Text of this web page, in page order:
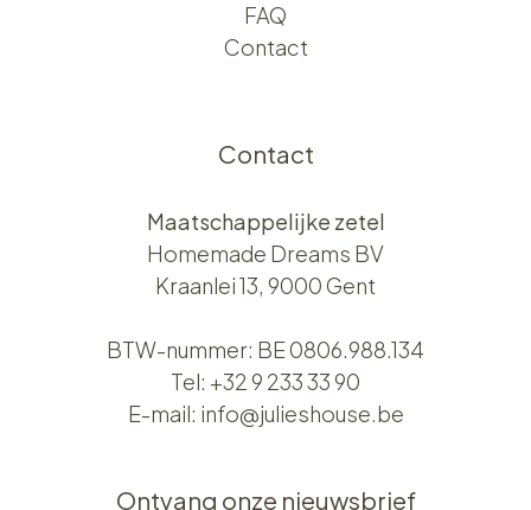
FAQ
Contact
Contact
Maatschappelijke zetel
Homemade Dreams BV
Kraanlei 13, 9000 Gent
BTW-nummer: BE 0806.988.134
Tel: +32 9 233 33 90
E-mail: info@julieshouse.be
Ontvang onze nieuwsbrief